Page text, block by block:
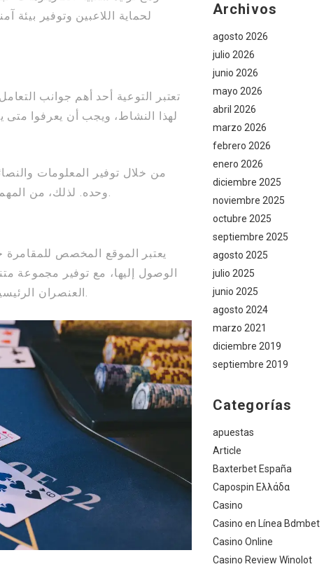
لحماية اللاعبين وتوفير بيئة
تعتبر التوعية أحد أهم جوانب
لهذا النشاط، ويجب أن يعرفوا متى
من خلال توفير المعلومات
وحده. لذلك، من المهم تعزيز الثقافة الموجهة نحو التوعية والتفكير النقدي تجاه المقامرة وتأثيراتها.
يعتبر الموقع المخصص
الوصول إليها، مع توفير مجموعة
العنصران الرئيسيان اللذان يجب التركيز عليهما لجذب اللاعبين الجدد وتحفيزهم على الانضمام.
Archivos
agosto 2026
julio 2026
junio 2026
mayo 2026
abril 2026
marzo 2026
febrero 2026
enero 2026
diciembre 2025
noviembre 2025
octubre 2025
septiembre 2025
agosto 2025
julio 2025
junio 2025
agosto 2024
marzo 2021
diciembre 2019
septiembre 2019
Categorías
apuestas
Article
Baxterbet España
Capospin Ελλάδα
Casino
Casino en Línea Bdmbet
Casino Online
Casino Review Winolot